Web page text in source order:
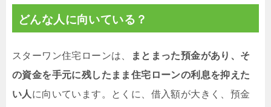
どんな人に向いている？
スターワン住宅ローンは、
まとまった預金があり、そ
の資金を手元に残したまま住宅ローンの利息を抑えた
い人 に向いています。とくに、借入額が大きく、預金